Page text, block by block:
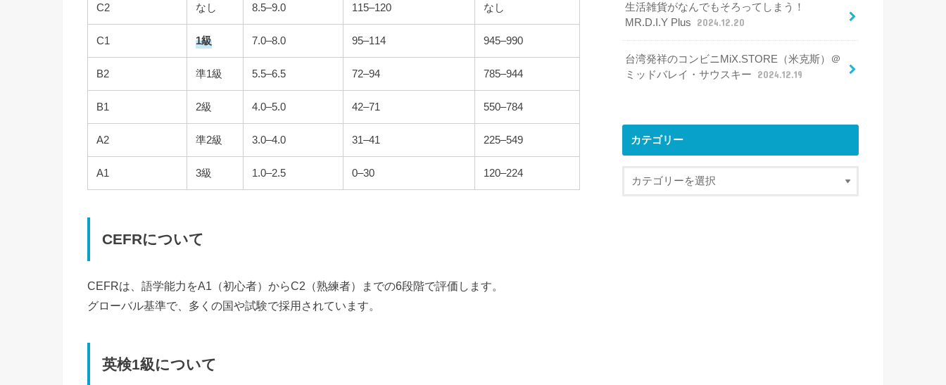
C2 なし 8.5–9.0 115–120 なし
C1 1級 7.0–8.0 95–114 945–990
B2 準1級 5.5–6.5 72–94 785–944
B1 2級 4.0–5.0 42–71 550–784
A2 準2級 3.0–4.0 31–41 225–549
A1 3級 1.0–2.5 0–30 120–224
CEFRについて
CEFRは、語学能力をA1（初心者）からC2（熟練者）までの6段階で評価します。
グローバル基準で、多くの国や試験で採用されています。
英検1級について
生活雑貨がなんでもそろってしまう！
MR.D.I.Y Plus
2024.12.20
台湾発祥のコンビニMiX.STORE（米克斯）＠
ミッドバレイ・サウスキー
2024.12.19
カテゴリー